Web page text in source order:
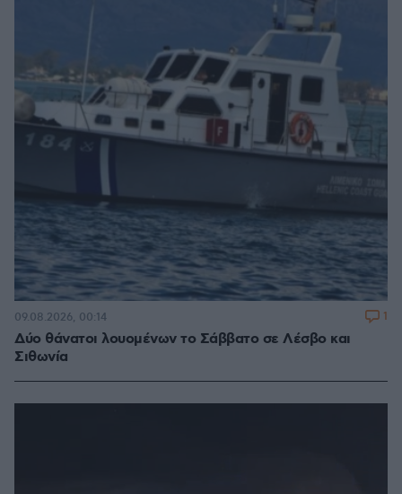
Δύο θάνατοι λουομένων το Σάββατο σε Λέσβο και
Σιθωνία
09.08.2026, 00:14 1